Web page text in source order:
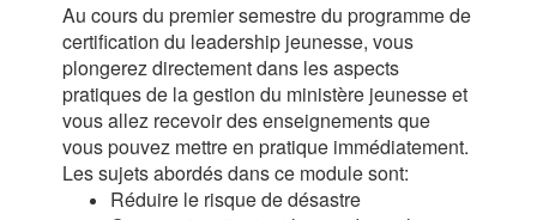
Au cours du premier semestre du programme de
certification du leadership jeunesse, vous
plongerez directement dans les aspects
pratiques de la gestion du ministère jeunesse et
vous allez recevoir des enseignements que
vous pouvez mettre en pratique immédiatement.
Les sujets abordés dans ce module sont:
Réduire le risque de désastre